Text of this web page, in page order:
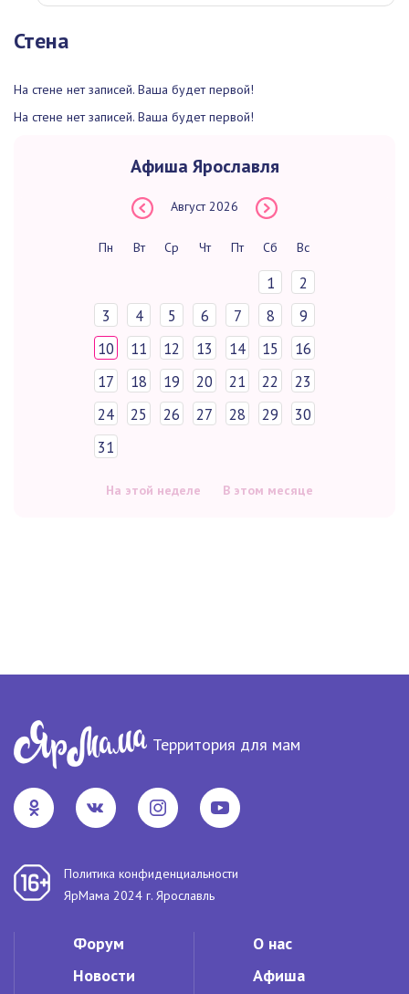
Стена
На стене нет записей. Ваша будет первой!
На стене нет записей. Ваша будет первой!
Афиша Ярославля
Август 2026
Пн Вт Ср Чт Пт Сб Вс
1
2
3
4 5 6 7 8
9
10
11 12 13 14 15
16
17
18 19 20 21 22
23
24
25 26 27 28 29
30
31
На этой неделе В этом месяце
Территория для мам
Политика конфиденциальности
ЯрМама 2024 г. Ярославль
Форум
Новости
О нас
Афиша